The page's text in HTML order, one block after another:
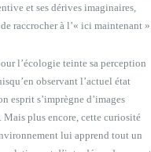
et ses dérives imaginaires,
raccrocher à l’« ici maintenant ».
l’écologie teinte sa perception
observant l’actuel état
esprit s’imprègne d’images
Mais plus encore, cette curiosité
lui apprend tout un